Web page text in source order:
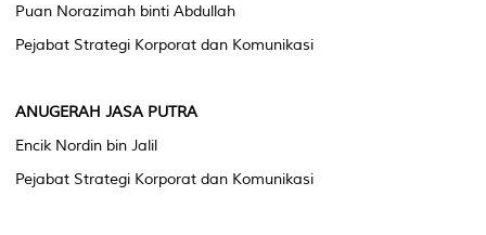
Puan Norazimah binti Abdullah
Pejabat Strategi Korporat dan Komunikasi
ANUGERAH JASA PUTRA
Encik Nordin bin Jalil
Pejabat Strategi Korporat dan Komunikasi